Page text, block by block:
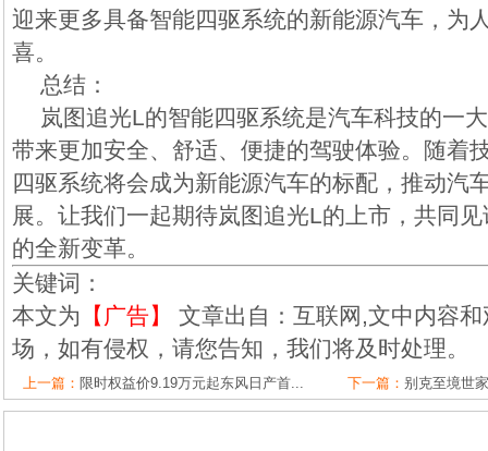
迎来更多具备智能四驱系统的新能源汽车，为
喜。
总结：
岚图追光L的智能四驱系统是汽车科技的一
带来更加安全、舒适、便捷的驾驶体验。随着
四驱系统将会成为新能源汽车的标配，推动汽
展。让我们一起期待岚图追光L的上市，共同
的全新变革。
关键词：
本文为 【广告】
文章出自：互联网,文中内容
场，如有侵权，请您告知，我们将及时处理。
上一篇： 限时权益价9.19万元起东风日产首... 下一篇： 别克至境世